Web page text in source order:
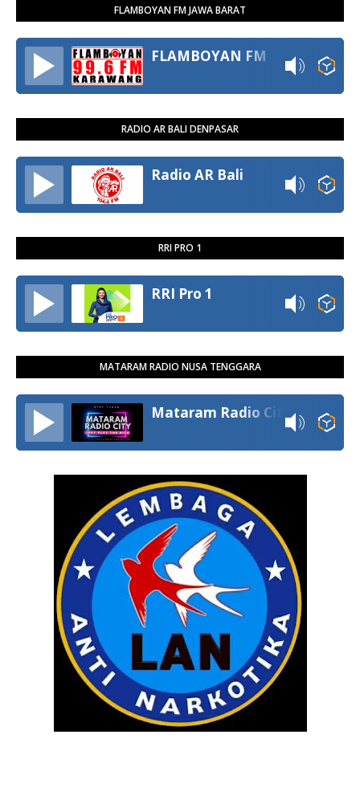
FLAMBOYAN FM JAWA BARAT
FLAMBOYAN FM
RADIO AR BALI DENPASAR
Radio AR Bali
RRI PRO 1
RRI Pro 1
MATARAM RADIO NUSA TENGGARA
Mataram Radio City